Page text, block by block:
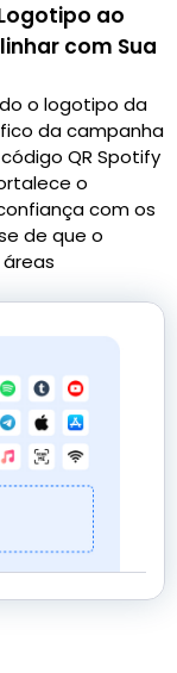
ao
com Sua
o logotipo da
da campanha
QR Spotify
o
com os
de que o